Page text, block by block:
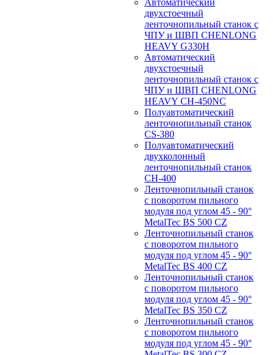
Автоматический
двухстоечный
ленточнопильный станок с
ЧПУ и ШВП CHENLONG
HEAVY G330H
Автоматический
двухстоечный
ленточнопильный станок с
ЧПУ и ШВП CHENLONG
HEAVY CH-450NC
Полуавтоматический
ленточнопильный станок
CS-380
Полуавтоматический
двухколонный
ленточнопильный станок
CH-400
Ленточнопильный станок
c поворотом пильного
модуля под углом 45 - 90°
MetalTec BS 500 CZ
Ленточнопильный станок
c поворотом пильного
модуля под углом 45 - 90°
MetalTec BS 400 CZ
Ленточнопильный станок
c поворотом пильного
модуля под углом 45 - 90°
MetalTec BS 350 CZ
Ленточнопильный станок
c поворотом пильного
модуля под углом 45 - 90°